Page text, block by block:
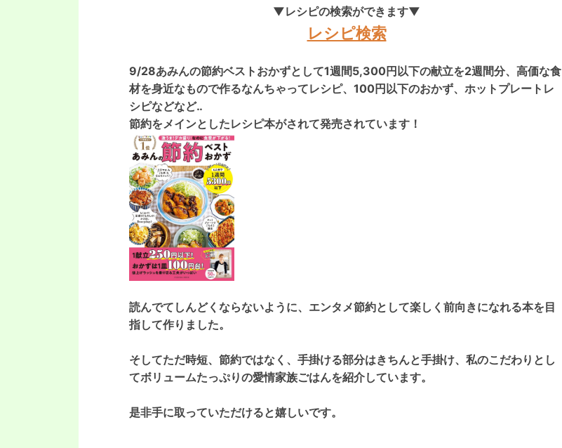
▼レシピの検索ができます▼
レシピ検索
9/28あみんの節約ベストおかずとして1週間5,300円以下の献立を2週間分、高価な食
材を身近なもので作るなんちゃってレシピ、100円以下のおかず、ホットプレートレ
シピなどなど‥
節約をメインとしたレシピ本がされて発売されています！
読んでてしんどくならないように、エンタメ節約として楽しく前向きになれる本を目
指して作りました。
そしてただ時短、節約ではなく、手掛ける部分はきちんと手掛け、私のこだわりとし
てボリュームたっぷりの愛情家族ごはんを紹介しています。
是非手に取っていただけると嬉しいです。